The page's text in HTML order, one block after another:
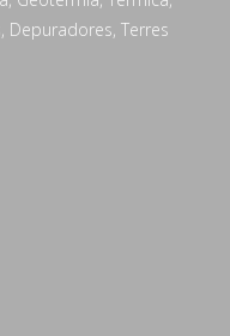
Depuradores, Terres